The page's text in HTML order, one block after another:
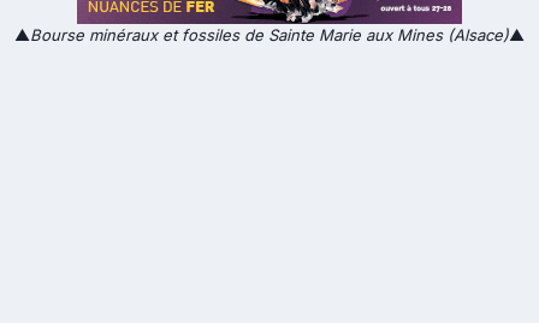
▲Bourse minéraux et fossiles de Sainte Marie aux Mines (Alsace)▲